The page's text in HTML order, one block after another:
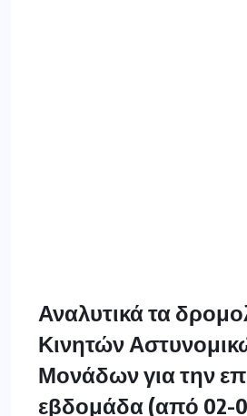
Αναλυτικά τα
Κινητών
Μονάδων για την
εβδομάδα (από 02-